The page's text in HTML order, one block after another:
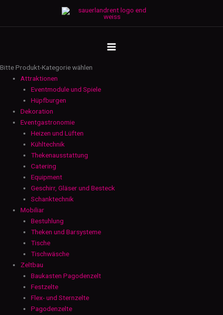
springen
MENU
Bitte Produkt-Kategorie wählen
Attraktionen
Eventmodule und Spiele
Hüpfburgen
Dekoration
Eventgastronomie
Heizen und Lüften
Kühltechnik
Thekenausstattung
Catering
Equipment
Geschirr, Gläser und Besteck
Schanktechnik
Mobiliar
Bestuhlung
Theken und Barsysteme
Tische
Tischwäsche
Zeltbau
Baukasten Pagodenzelt
Festzelte
Flex- und Sternzelte
Pagodenzelte
-